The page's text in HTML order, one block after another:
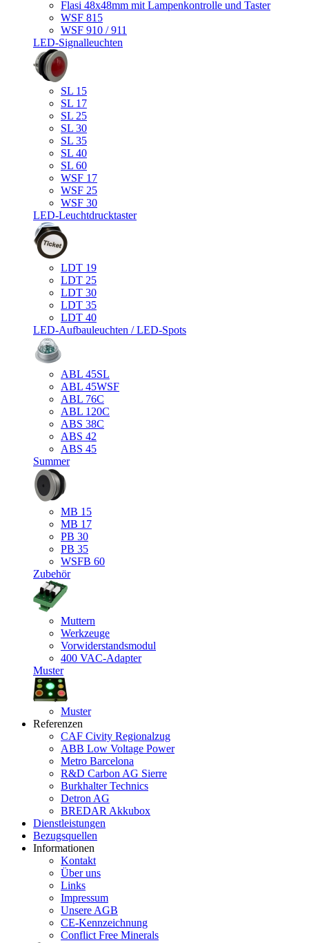
Flasi 48x48mm mit Lampenkontrolle und Taster
WSF 815
WSF 910 / 911
LED-Signalleuchten
SL 15
SL 17
SL 25
SL 30
SL 35
SL 40
SL 60
WSF 17
WSF 25
WSF 30
LED-Leuchtdrucktaster
LDT 19
LDT 25
LDT 30
LDT 35
LDT 40
LED-Aufbauleuchten / LED-Spots
ABL 45SL
ABL 45WSF
ABL 76C
ABL 120C
ABS 38C
ABS 42
ABS 45
Summer
MB 15
MB 17
PB 30
PB 35
WSFB 60
Zubehör
Muttern
Werkzeuge
Vorwiderstandsmodul
400 VAC-Adapter
Muster
Muster
Referenzen
CAF Civity Regionalzug
ABB Low Voltage Power
Metro Barcelona
R&D Carbon AG Sierre
Burkhalter Technics
Detron AG
BREDAR Akkubox
Dienstleistungen
Bezugsquellen
Informationen
Kontakt
Über uns
Links
Impressum
Unsere AGB
CE-Kennzeichnung
Conflict Free Minerals